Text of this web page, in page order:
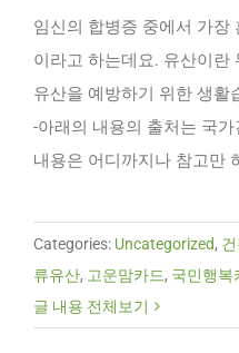
임신의 합병증 중에서 가장
이라고 하는데요. 유산이란
유산을 예방하기 위한 생활
-아래의 내용의 출처는 국
내용은 어디까지나 참고만
Categories: Uncategorized,
류유산, 고운맘카드, 국민행복
글 내용 전체보기